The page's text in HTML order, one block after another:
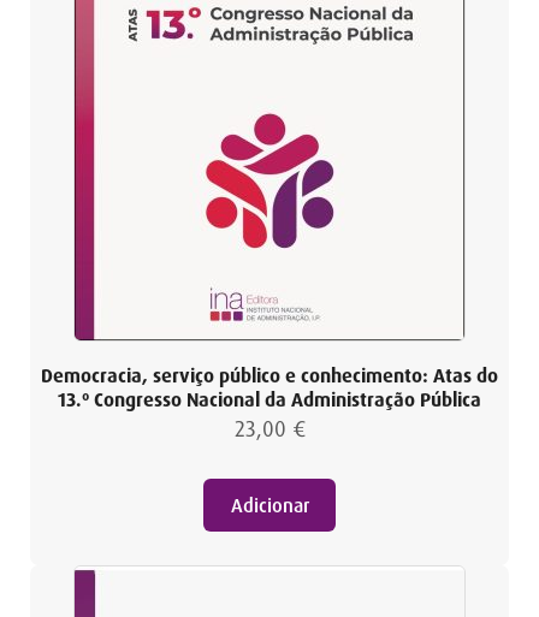
Democracia, serviço público e conhecimento: Atas do
13.º Congresso Nacional da Administração Pública
23,00 €
Adicionar